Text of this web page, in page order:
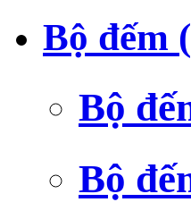
Bộ đếm
Bộ
Bộ